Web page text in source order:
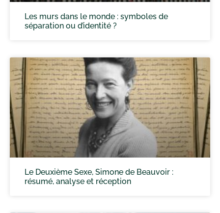
Les murs dans le monde : symboles de
séparation ou d’identité ?
Le Deuxième Sexe, Simone de Beauvoir :
résumé, analyse et réception